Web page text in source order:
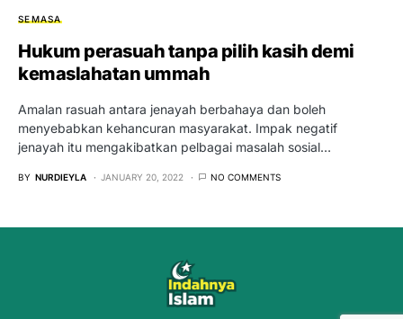
SEMASA
Hukum perasuah tanpa pilih kasih demi
kemaslahatan ummah
Amalan rasuah antara jenayah berbahaya dan boleh
menyebabkan kehancuran masyarakat. Impak negatif
jenayah itu mengakibatkan pelbagai masalah sosial…
BY NURDIEYLA JANUARY 20, 2022 NO COMMENTS